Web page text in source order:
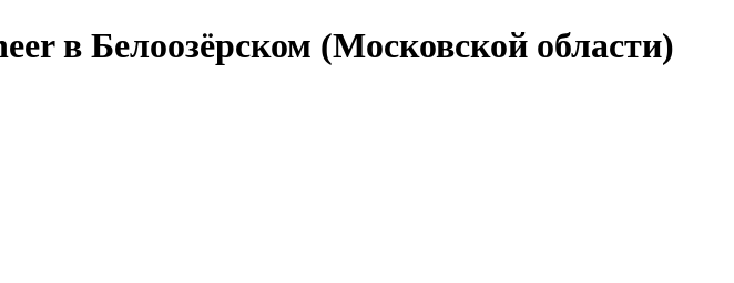
в Белоозёрском (Московской области)